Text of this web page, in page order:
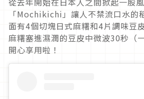
「Mochikichi」讓人不禁流口水的
面有4個切塊日式麻糬和4片調味豆
麻糬塞進濕潤的豆皮中微波30秒（
開心享用啦！